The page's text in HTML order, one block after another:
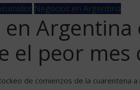
Negocios en Argentina
Argentina
el peor mes
de comienzos de la cuarentena